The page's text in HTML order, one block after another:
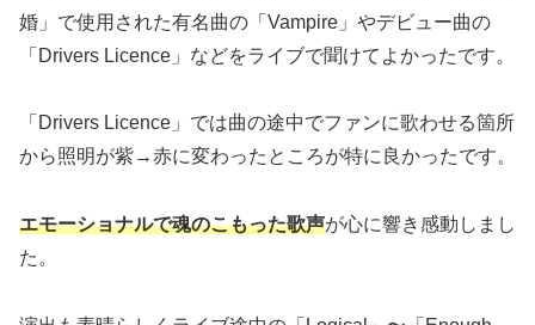
婚」で使用された有名曲の「Vampire」やデビュー曲の
「Drivers Licence」などをライブで聞けてよかったです。
「Drivers Licence」では曲の途中でファンに歌わせる箇所
から照明が紫→赤に変わったところが特に良かったです。
エモーショナルで魂のこもった歌声が心に響き感動しまし
た。